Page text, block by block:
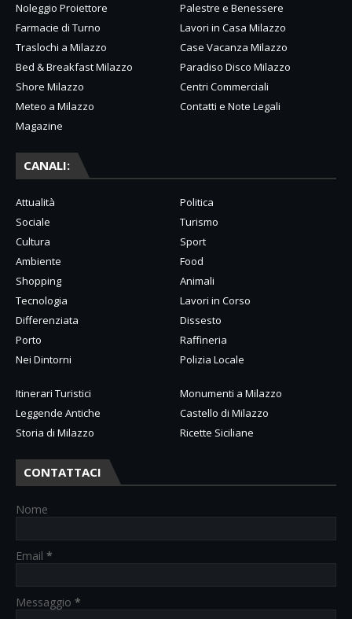
Noleggio Proiettore
Palestre e Benessere
Farmacie di Turno
Lavori in Casa Milazzo
Traslochi a Milazzo
Case Vacanza Milazzo
Bed & Breakfast Milazzo
Paradiso Disco Milazzo
Shore Milazzo
Centri Commerciali
Meteo a Milazzo
Contatti e Note Legali
Magazine
CANALI:
Attualità
Politica
Sociale
Turismo
Cultura
Sport
Ambiente
Food
Shopping
Animali
Tecnologia
Lavori in Corso
Differenziata
Dissesto
Porto
Raffineria
Nei Dintorni
Polizia Locale
Itinerari Turistici
Monumenti a Milazzo
Leggende Antiche
Castello di Milazzo
Storia di Milazzo
Ricette Siciliane
CONTATTACI
Nome
Email *
Messaggio *